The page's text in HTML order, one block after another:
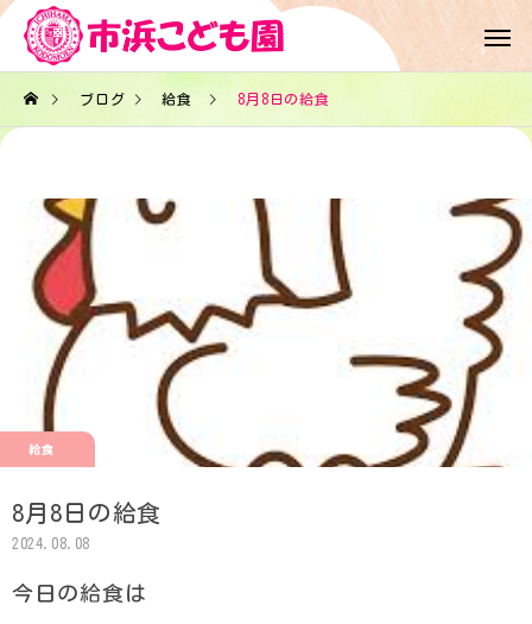
ブログ 給食 8月8日の給食
給食
8月8日の給食
2024.08.08
今日の給食は